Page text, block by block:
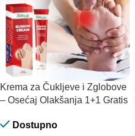
Krema za Čukljeve i Zglobove
– Osećaj Olakšanja 1+1 Gratis
Dostupno